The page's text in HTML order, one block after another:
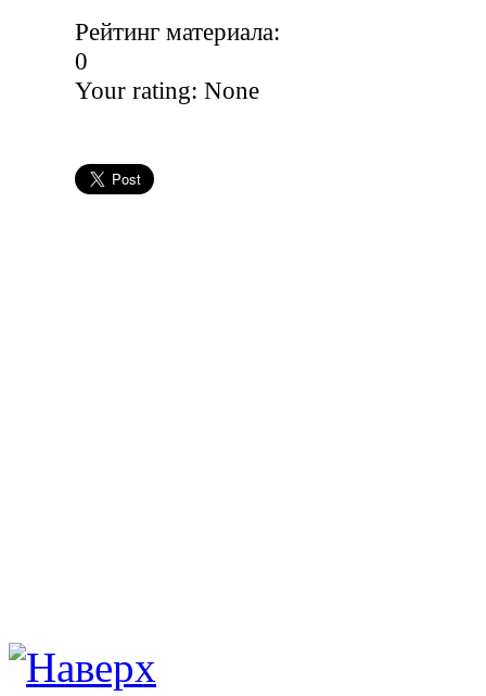
Рейтинг материала:
0
Your rating: None